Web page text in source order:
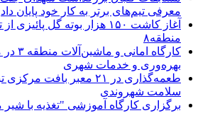
معرفی تیم‌های برتر به کار خود پایان داد
آغاز کاشت ۱۵۰ هزار بوته گل
منطقه۸
کارگاه
بهره‌وری و خدمات شهری
طعمه‌گذاری در ۲۱ معبر
سلامت شهروندی
برگزاری کارگاه آموزشی "تغذیه با